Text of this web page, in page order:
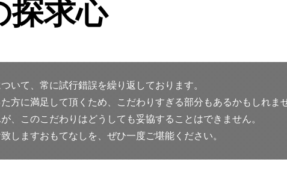
探求心
いて、常に試行錯誤を繰り返しております。
方に満足して頂くため、こだわりすぎる部分もあるかもしれま
、このこだわりはどうしても妥協することはできません。
しますおもてなしを、ぜひ一度ご堪能ください。